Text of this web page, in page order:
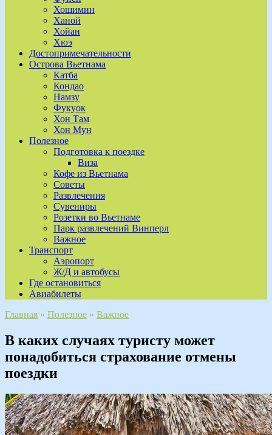
Хошимин
Ханой
Хойан
Хюэ
Достопримечательности
Острова Вьетнама
Катба
Кондао
Намзу
Фукуок
Хон Там
Хон Мун
Полезное
Подготовка к поездке
Виза
Кофе из Вьетнама
Советы
Развлечения
Сувениры
Розетки во Вьетнаме
Парк развлечений Винперл
Важное
Транспорт
Аэропорт
Ж/Д и автобусы
Где остановиться
Авиабилеты
Главная » Полезное » Важное
В каких случаях туристу может
понадобиться страхование отмены
поездки